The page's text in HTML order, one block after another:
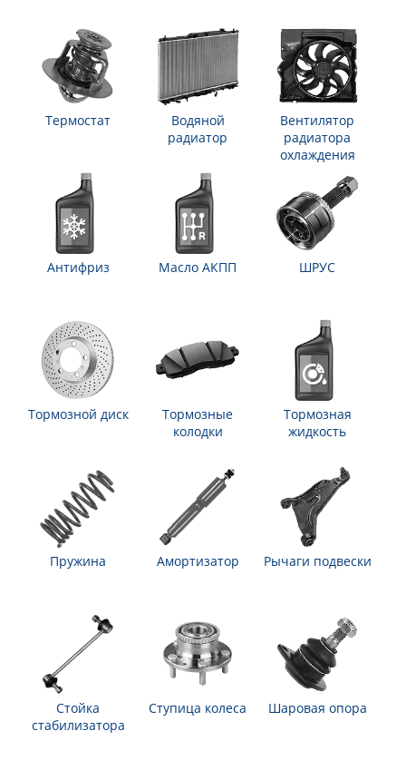
Термостат
Водяной
радиатор
Вентилятор
радиатора
охлаждения
Антифриз Масло АКПП ШРУС
Тормозной диск
Тормозные
колодки
Тормозная
жидкость
Пружина Амортизатор Рычаги подвески
Стойка
стабилизатора
Ступица колеса Шаровая опора